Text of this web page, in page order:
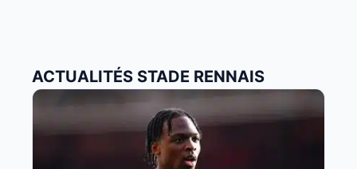
ACTUALITÉS STADE RENNAIS